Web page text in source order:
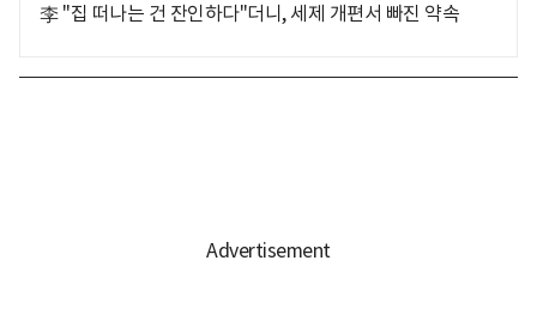
李 "집 떠나는 건 잔인하다"더니, 세제 개편서 빠진 약속